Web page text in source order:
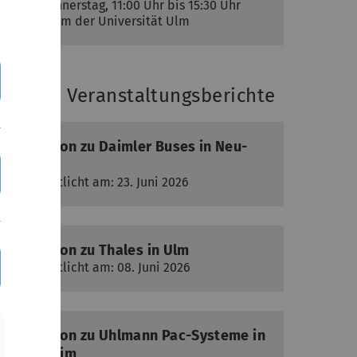
Donnerstag, 11:00 Uhr bis 15:30 Uhr
Forum der Universität Ulm
Veranstaltungsberichte
Exkursion zu Daimler Buses in Neu-
veröffentlicht am: 23. Juni 2026
Exkursion zu Thales in Ulm
veröffentlicht am: 08. Juni 2026
Exkursion zu Uhlmann Pac-Systeme in